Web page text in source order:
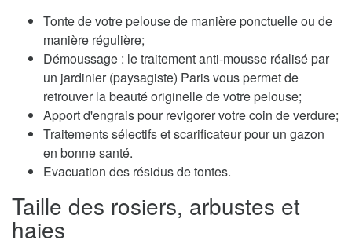
Tonte de votre pelouse de manière ponctuelle ou de
manière régulière;
Démoussage : le traitement anti-mousse réalisé par
un jardinier (paysagiste) Paris vous permet de
retrouver la beauté originelle de votre pelouse;
Apport d'engrais pour revigorer votre coin de verdure;
Traitements sélectifs et scarificateur pour un gazon
en bonne santé.
Evacuation des résidus de tontes.
Taille des rosiers, arbustes et
haies